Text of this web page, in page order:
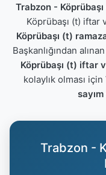
Trabzon -
Köprübaşı (t) iftar
Köprübaşı (t)
Başkanlığından
Köprübaşı (t) iftar
kolaylık olması için
Trabzon -